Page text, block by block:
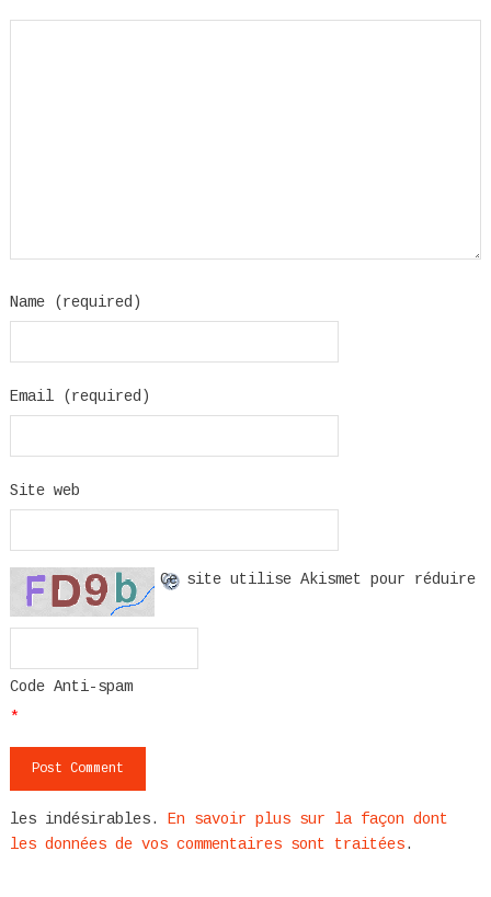
Name (required)
Email (required)
Site web
Code Anti-spam
*
Ce site utilise Akismet pour réduire
les indésirables.
En savoir plus sur la façon dont
les données de vos commentaires sont traitées.